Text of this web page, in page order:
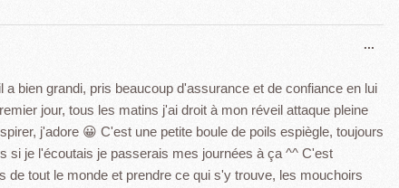
bien grandi, pris beaucoup d'assurance et de confiance en lui
jour, tous les matins j'ai droit à mon réveil attaque pleine
j'adore 😀 C'est une petite boule de poils espiègle, toujours
si je l'écoutais je passerais mes journées à ça ^^ C'est
de tout le monde et prendre ce qui s'y trouve, les mouchoirs
...
boîte